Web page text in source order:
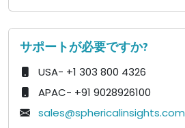
サポートが必要ですか?
USA- +1 303 800 4326
APAC- +91 9028926100
sales@sphericalinsights.com